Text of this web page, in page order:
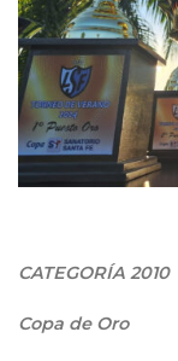
CATEGORÍA 2010
Copa de Oro